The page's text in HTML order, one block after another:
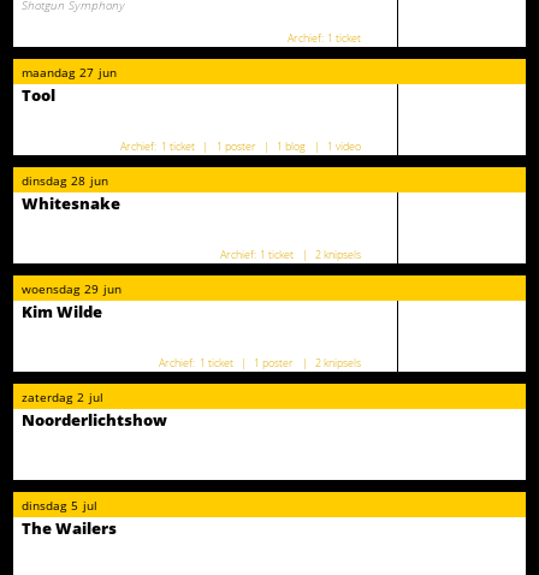
Shotgun Symphony
1 ticket
maandag 27 jun
Tool
1 ticket 1 poster 1 blog 1 video
dinsdag 28 jun
Whitesnake
1 ticket 2 knipsels
woensdag 29 jun
Kim Wilde
1 ticket 1 poster 2 knipsels
zaterdag 2 jul
Noorderlichtshow
dinsdag 5 jul
The Wailers